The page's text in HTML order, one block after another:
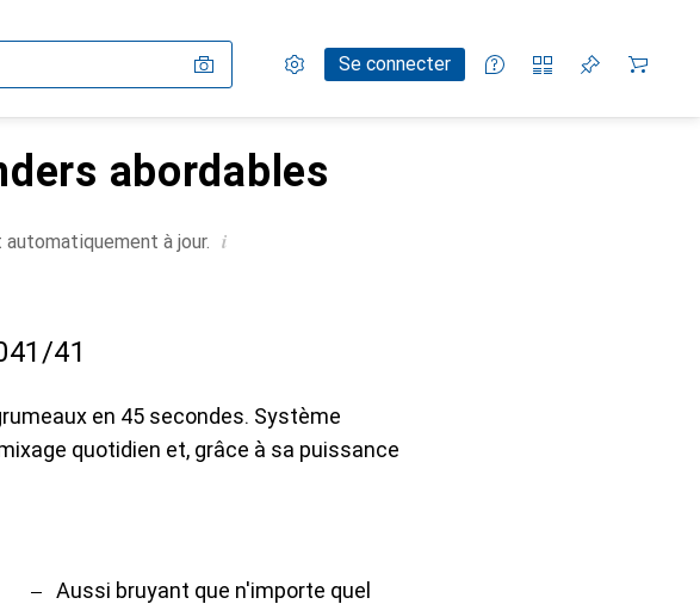
Paramètres
Compte clientSe connecter
Listes de comparaison
Listes d'envies
Panier
abordables
à jour. i
41
en 45 secondes. Système
quotidien et, grâce à sa puissance
Aussi bruyant que n'importe quel